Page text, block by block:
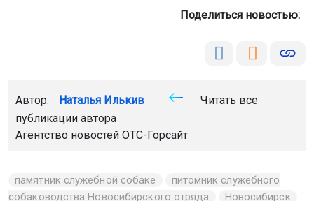
Поделиться новостью:
Автор: Наталья Илькив
Читать все
публикации автора
Агентство новостей ОТС-Горсайт
памятник служебной собаке
питомник служебного
собаководства Новосибирского отряда
Новосибирск